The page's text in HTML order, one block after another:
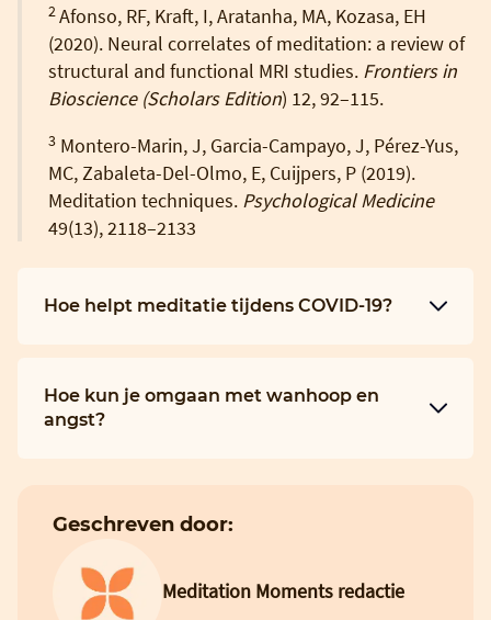
2Afonso, RF, Kraft, I, Aratanha, MA, Kozasa, EH
(2020). Neural correlates of meditation: a review of
structural and functional MRI studies. Frontiers in
Bioscience (Scholars Edition) 12, 92–115.
3 Montero-Marin, J, Garcia-Campayo, J, Pérez-Yus,
MC, Zabaleta-Del-Olmo, E, Cuijpers, P (2019).
Meditation techniques. Psychological Medicine
49(13), 2118–2133
Hoe helpt meditatie tijdens COVID-19?
Hoe kun je omgaan met wanhoop en
angst?
Geschreven door:
Meditation Moments redactie